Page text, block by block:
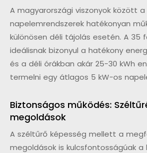
A magyarországi viszonyok között a
napelemrendszerek hatékonyan
különösen déli tájolás esetén. A 35
ideálisnak bizonyul a hatékony
és a déli órákban akár 25-30 kWh
termelni egy átlagos 5 kW-os
Biztonságos működés:
megoldások
A széltűrő képesség mellett a
megoldások is kulcsfontosságúak